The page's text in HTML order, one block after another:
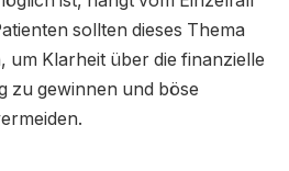
sollten dieses Thema
um Klarheit über die finanzielle
zu gewinnen und böse